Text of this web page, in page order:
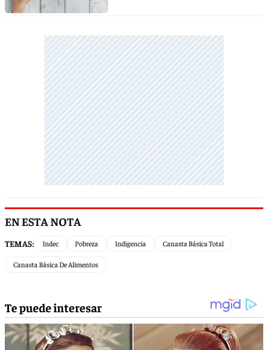
EN ESTA NOTA
TEMAS: Indec Pobreza Indigencia Canasta Básica Total
Canasta Básica De Alimentos